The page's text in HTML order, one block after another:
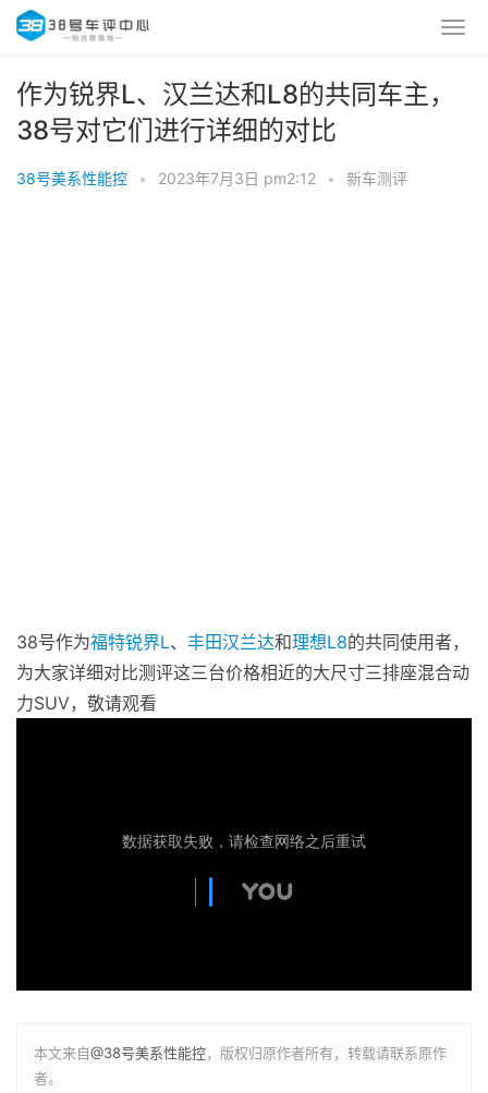
作为锐界L、汉兰达和L8的共同车主，
38号对它们进行详细的对比
38号美系性能控 • 2023年7月3日 pm2:12 • 新车测评
38号作为福特锐界L、 丰田汉兰达和理想L8的共同使用者，
为大家详细对比测评这三台价格相近的大尺寸三排座混合动
力SUV，敬请观看
本文来自@38号美系性能控，版权归原作者所有，转载请联系原作
者。